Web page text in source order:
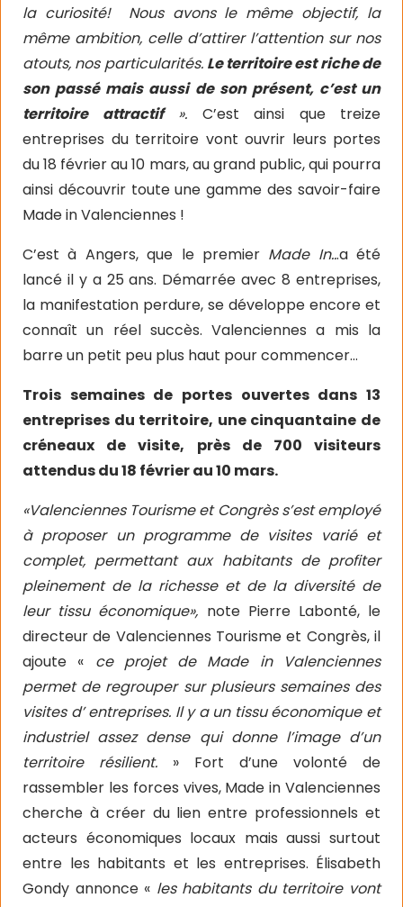
la curiosité! Nous avons le même objectif, la
même ambition, celle d’attirer l’attention sur nos
atouts, nos particularités. Le territoire est riche de
son passé mais aussi de son présent, c’est un
territoire attractif». C’est ainsi que treize
entreprises du territoire vont ouvrir leurs portes
du 18 février au 10 mars, au grand public, qui pourra
ainsi découvrir toute une gamme des savoir-faire
Made in Valenciennes !
C’est à Angers, que le premierMade In...a été
lancé il y a 25 ans. Démarrée avec 8 entreprises,
la manifestation perdure, se développe encore et
connaît un réel succès. Valenciennes a mis la
barre un petit peu plus haut pour commencer…
Trois semaines de portes ouvertes dans 13
entreprises du territoire, une cinquantaine de
créneaux de visite, près de 700 visiteurs
attendus du 18 février au 10 mars.
«Valenciennes Tourisme et Congrès s’est employé
à proposer un programme de visites varié et
complet, permettant aux habitants de profiter
pleinement de la richesse et de la diversité de
leur tissu économique», note Pierre Labonté, le
directeur de Valenciennes Tourisme et Congrès, il
ajoute « ce projet de Made in Valenciennes
permet de regrouper sur plusieurs semaines des
visites d’ entreprises. Il y a un tissu économique et
industriel assez dense qui donne l’image d’un
territoire résilient. » Fort d’une volonté de
rassembler les forces vives, Made in Valenciennes
cherche à créer du lien entre professionnels et
acteurs économiques locaux mais aussi surtout
entre les habitants et les entreprises. Élisabeth
Gondy annonce « les habitants du territoire vont